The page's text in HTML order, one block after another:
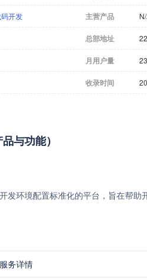
开发 主营产品
总部地址
月用户量
收录时间
与功能）
发环境配置标准化的平台，旨在帮
服务详情